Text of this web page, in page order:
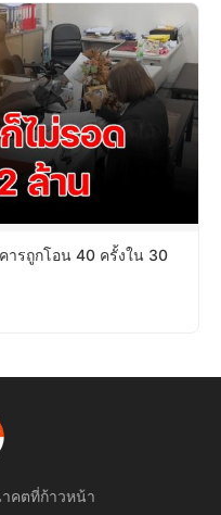
รถูกโอน 40 ครั้งใน 30
คตที่ก้าวหน้า